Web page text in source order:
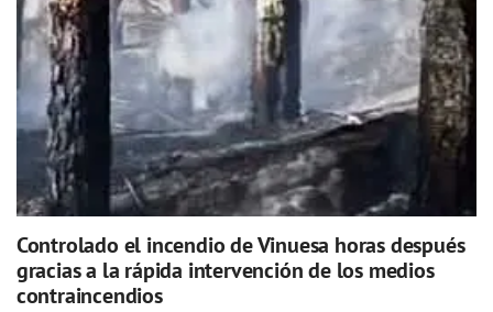
Controlado el incendio de Vinuesa horas después
gracias a la rápida intervención de los medios
contraincendios